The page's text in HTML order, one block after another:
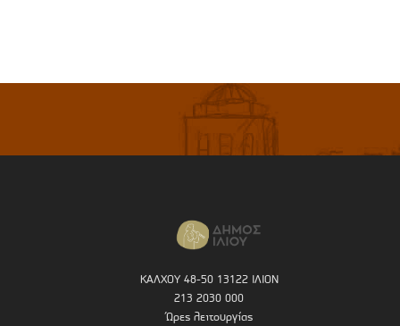
ΚΑΛΧΟΥ 48-50 13122 ΙΛΙΟΝ
213 2030 000
Ώρες λειτουργίας